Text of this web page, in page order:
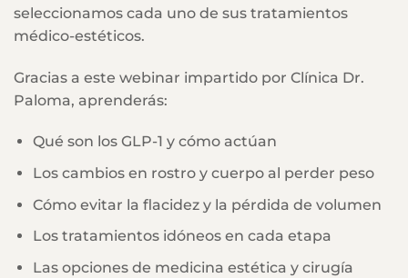
seleccionamos cada uno de sus tratamientos
médico-estéticos.
Gracias a este webinar impartido por Clínica Dr.
Paloma, aprenderás:
Qué son los GLP-1 y cómo actúan
Los cambios en rostro y cuerpo al perder peso
Cómo evitar la flacidez y la pérdida de volumen
Los tratamientos idóneos en cada etapa
Las opciones de medicina estética y cirugía